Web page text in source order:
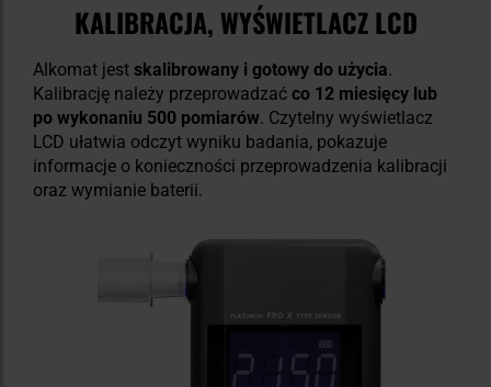
KALIBRACJA, WYŚWIETLACZ LCD
Alkomat jest skalibrowany i gotowy do użycia.
Kalibrację należy przeprowadzać co 12 miesięcy lub
po wykonaniu 500 pomiarów. Czytelny wyświetlacz
LCD ułatwia odczyt wyniku badania, pokazuje
informacje o konieczności przeprowadzenia kalibracji
oraz wymianie baterii.